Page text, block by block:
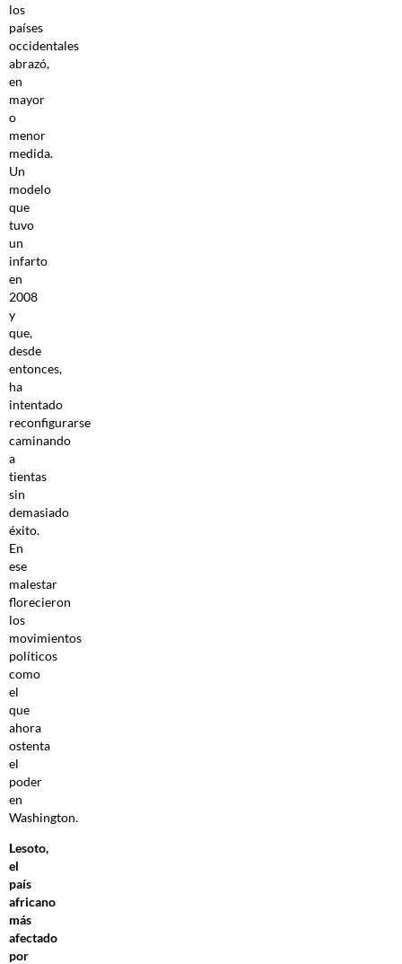
los
países
occidentales
abrazó,
en
mayor
o
menor
medida.
Un
modelo
que
tuvo
un
infarto
en
2008
y
que,
desde
entonces,
ha
intentado
reconfigurarse
caminando
a
tientas
sin
demasiado
éxito.
En
ese
malestar
florecieron
los
movimientos
políticos
como
el
que
ahora
ostenta
el
poder
en
Washington.
Lesoto,
el
país
africano
más
afectado
por